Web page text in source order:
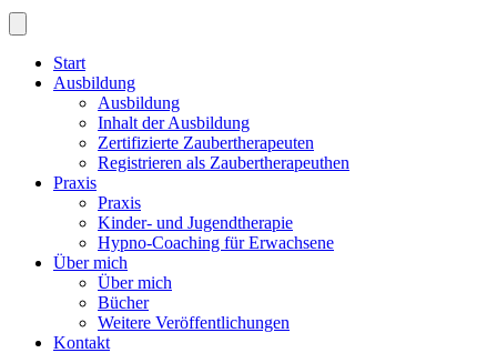
Start
Ausbildung
Ausbildung
Inhalt der Ausbildung
Zertifizierte Zaubertherapeuten
Registrieren als Zaubertherapeuthen
Praxis
Praxis
Kinder- und Jugendtherapie
Hypno-Coaching für Erwachsene
Über mich
Über mich
Bücher
Weitere Veröffentlichungen
Kontakt